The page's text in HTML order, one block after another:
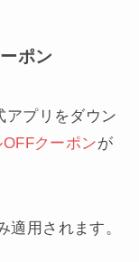
ポン
アプリをダウン
クーポンが
適用されます。